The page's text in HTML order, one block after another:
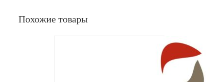
Похожие товары